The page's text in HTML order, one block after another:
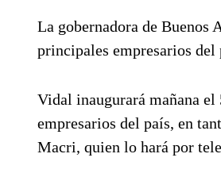
La gobernadora de Buenos
principales empresarios del
Vidal inaugurará mañana
empresarios del país, en
Macri, quien lo hará por